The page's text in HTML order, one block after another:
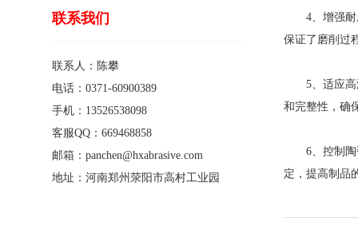
联系我们
联系人：陈攀
电话：0371-60900389
手机：13526538098
客服QQ：669468858
邮箱：panchen@hxabrasive.com
地址：河南郑州荥阳市高村工业园
4、增强耐磨
保证了磨削过
5、适应高温
和完整性，确
6、控制陶
定，提高制品